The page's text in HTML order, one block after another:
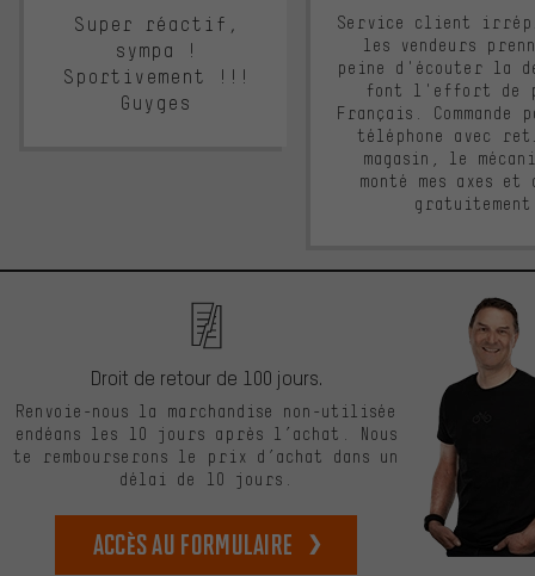
Super réactif,
sympa !
Sportivement !!!
Guyges
Service client
les vendeurs
peine d'écouter la
font l'effort de
Français. Commande
téléphone avec
magasin, le
monté mes axes et
Droit de retour de 100 jours.
Renvoie-nous la marchandise non-utilisée
endéans les 10 jours après l’achat. Nous
te rembourserons le prix d’achat dans un
délai de 10 jours.
Accès au formulaire